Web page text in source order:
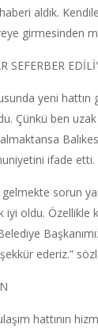
aldık.
girmesinden
SEFERBER
yeni
Çünkü ben
ifade etti.
sorun
oldu. Özellikle
ederiz.”
hattının